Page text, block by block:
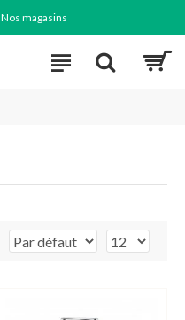
Nos magasins